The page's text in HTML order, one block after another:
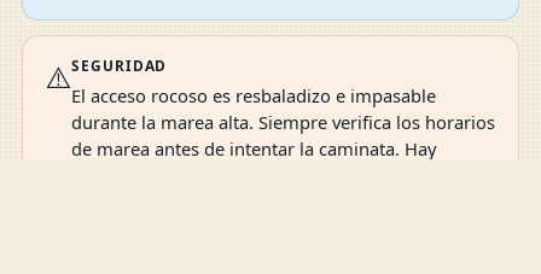
⚠️SEGURIDAD
El acceso rocoso es resbaladizo e impasable
durante la marea alta. Siempre verifica los horarios
de marea antes de intentar la caminata. Hay